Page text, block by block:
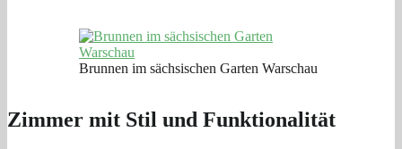
Brunnen im sächsischen Garten Warschau
Zimmer mit Stil und Funktionalität